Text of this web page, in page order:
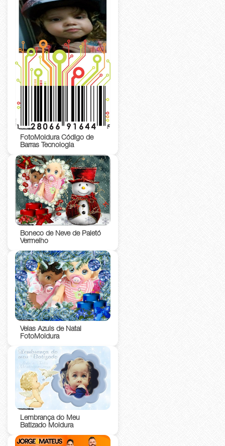
FotoMoldura Código de
Barras Tecnologia
Boneco de Neve de Paletó
Vermelho
Velas Azuis de Natal
FotoMoldura
Lembrança do Meu
Batizado Moldura